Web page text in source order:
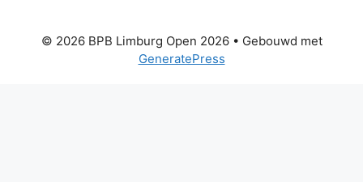
© 2026 BPB Limburg Open 2026• Gebouwd met
GeneratePress